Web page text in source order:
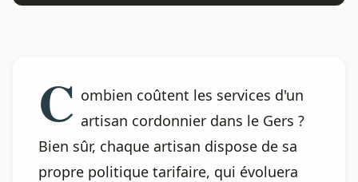
C ombien coûtent les services d'un
artisan cordonnier dans le Gers ?
Bien sûr, chaque artisan dispose de sa
propre politique tarifaire, qui évoluera